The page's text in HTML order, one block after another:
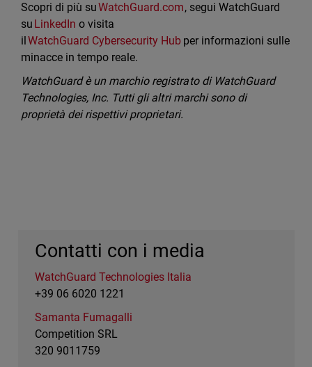
Scopri di più suWatchGuard.com, segui WatchGuard
su LinkedIn o visita
ilWatchGuard Cybersecurity Hub per informazioni sulle
minacce in tempo reale.
WatchGuard è un marchio registrato di WatchGuard
Technologies, Inc. Tutti gli altri marchi sono di
proprietà dei rispettivi proprietari.
Contatti con i media
WatchGuard Technologies Italia
+39 06 6020 1221
Samanta Fumagalli
Competition SRL
320 9011759